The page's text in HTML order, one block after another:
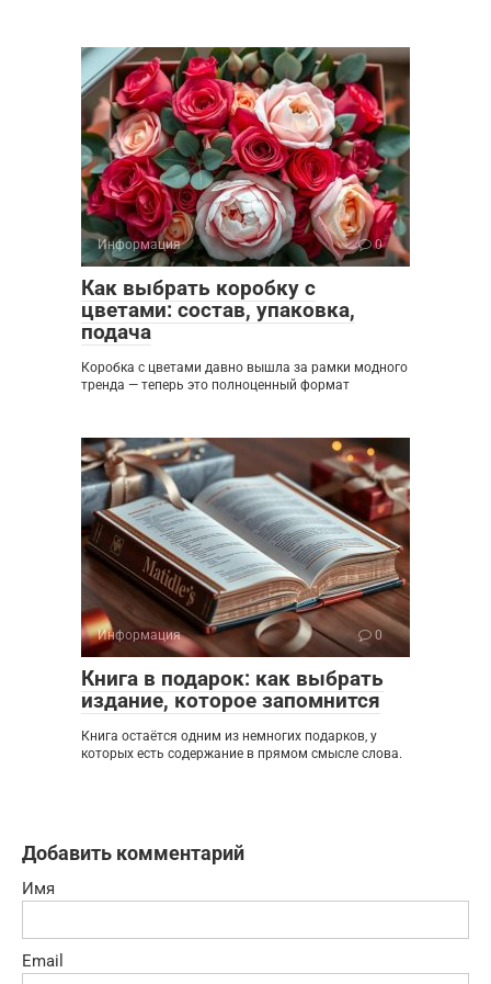
Информация 0
Как выбрать коробку с
цветами: состав, упаковка,
подача
Коробка с цветами давно вышла за рамки модного
тренда — теперь это полноценный формат
Информация 0
Книга в подарок: как выбрать
издание, которое запомнится
Книга остаётся одним из немногих подарков, у
которых есть содержание в прямом смысле слова.
Добавить комментарий
Имя
Email